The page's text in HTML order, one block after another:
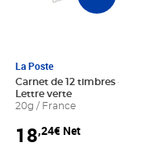
au panier
La Poste
Carnet de 12 timbres - Le
Lettre verte
20g / France
18,24€ Net